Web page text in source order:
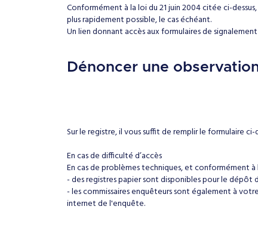
Conformément à la loi du 21 juin 2004 citée ci-
plus rapidement possible, le cas échéant.
Un lien donnant accès aux formulaires de
Dénoncer une
Sur le registre, il vous suffit de remplir le formulaire
En cas de difficulté d’accès
En cas de problèmes techniques, et conformément
- des registres papier sont disponibles pour le dépôt
- les commissaires enquêteurs sont également à
internet de l'enquête.